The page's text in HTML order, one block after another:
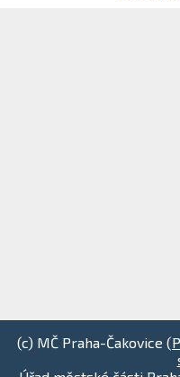
(c) MČ Praha-Čakovice (